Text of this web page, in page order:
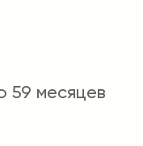
59 месяцев